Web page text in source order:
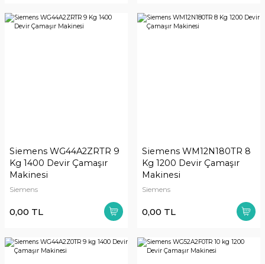
Siemens WG44A2ZRTR 9
Kg 1400 Devir Çamaşır
Makinesi
Siemens
0,00 TL
Siemens WM12N180TR 8
Kg 1200 Devir Çamaşır
Makinesi
Siemens
0,00 TL